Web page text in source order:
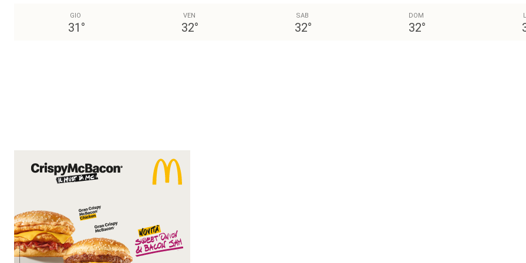
GIO
31 °
VEN
32°
SAB
32°
DOM
32°